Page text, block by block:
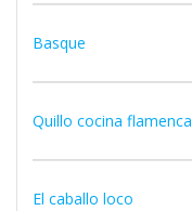
Basque
Quillo cocina flamenca
El caballo loco